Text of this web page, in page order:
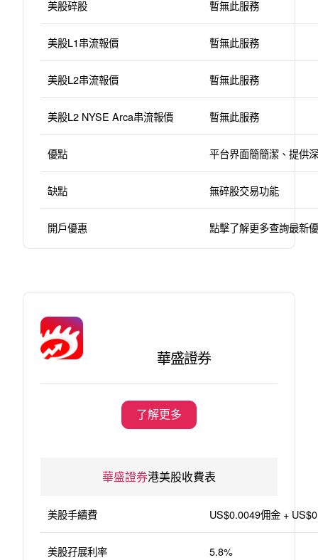
美股碎股 暫無此服務
美股L1串流報價 暫無此服務
美股L2串流報價 暫無此服務
美股L2 NYSE Arca串流報價 暫無此服務
優點 平台界面簡簡潔、提供
缺點 無碎股交易功能
開戶優惠 點擊了解更多查詢最新
華盛證券
了解更多
華盛證券港美股收費表
美股手續費 US$0.0049佣金 +
美股孖展利率 5.8%